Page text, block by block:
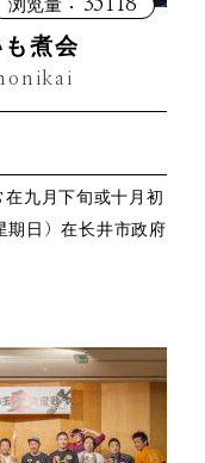
浏览量 ：35118
煮会
九月下旬或十月初
日）在长井市政府